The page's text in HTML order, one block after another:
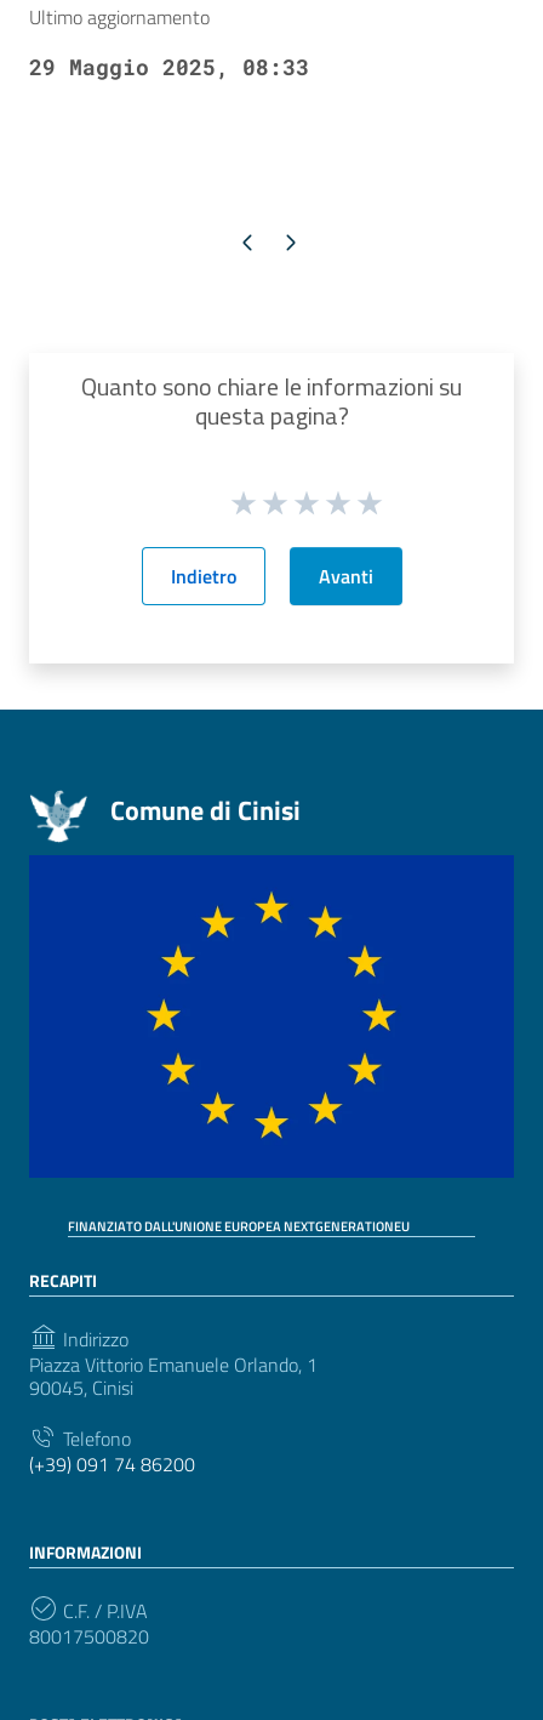
Ultimo aggiornamento
29 Maggio 2025, 08:33
Pagina precedente
Pagina successiva
Quanto sono chiare le informazioni su
questa pagina?
Indietro Avanti
Comune di Cinisi
FINANZIATO DALL'UNIONE EUROPEA NEXTGENERATIONEU
RECAPITI
Indirizzo
Piazza Vittorio Emanuele Orlando, 1
90045, Cinisi
Telefono
(+39) 091 74 86200
INFORMAZIONI
C.F. / P.IVA
80017500820